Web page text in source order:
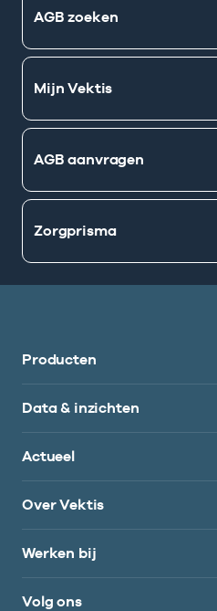
AGB zoeken
Mijn Vektis
AGB aanvragen
Zorgprisma
Producten
Data & inzichten
Actueel
Over Vektis
Werken bij
Volg ons